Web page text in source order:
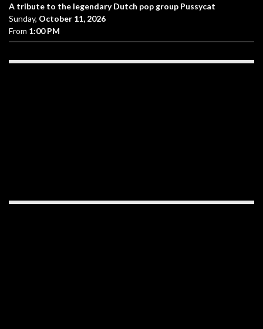
A tribute to the legendary Dutch pop group Pussycat
Sunday, October 11, 2026
From 1:00 PM